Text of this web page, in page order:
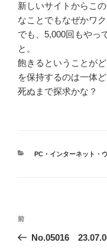
新しいサイトからこ
なことでもなぜかワク
でも、5,000回もやっ
と。
飽きるということが
を保持するのは一体
死ぬまで探求かな？
カ
PC・インターネット・
投
前
の
前
No.05016